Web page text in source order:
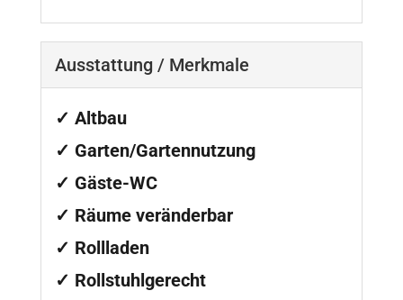
Ausstattung / Merkmale
✓ Altbau
✓ Garten/Gartennutzung
✓ Gäste-WC
✓ Räume veränderbar
✓ Rollladen
✓ Rollstuhlgerecht